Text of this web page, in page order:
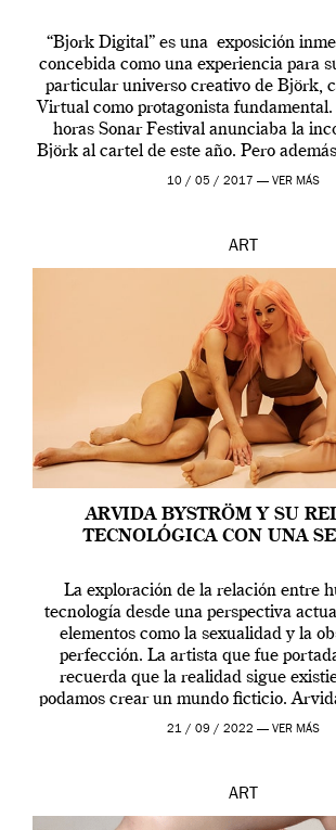
“Bjork Digital” es una exposición
concebida como una experiencia para
particular universo creativo de Björk,
Virtual como protagonista fundamental.
horas Sonar Festival anunciaba la
Björk al cartel de este año. Pero
en una de las actuaciones más
10 / 05 / 2017 — VER MÁS
ART
ARVIDA BYSTRÖM Y SU
TECNOLÓGICA CON UNA
La exploración de la relación entre
tecnología desde una perspectiva
elementos como la sexualidad y la
perfección. La artista que fue
recuerda que la realidad sigue
podamos crear un mundo ficticio.
que los humanos tienen un
21 / 09 / 2022 — VER MÁS
ART